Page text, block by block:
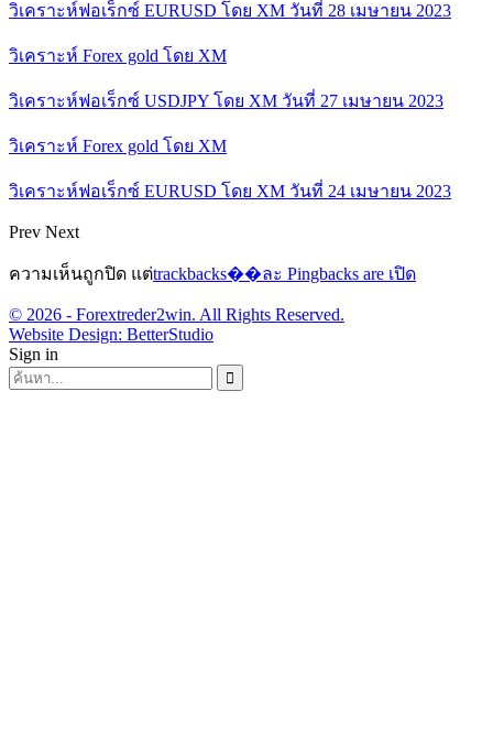
วิเคราะห์ฟอเร็กซ์ EURUSD โดย XM วันที่ 28 เมษายน 2023
วิเคราะห์ Forex gold โดย XM
วิเคราะห์ฟอเร็กซ์ USDJPY โดย XM วันที่ 27 เมษายน 2023
วิเคราะห์ Forex gold โดย XM
วิเคราะห์ฟอเร็กซ์ EURUSD โดย XM วันที่ 24 เมษายน 2023
Prev Next
ความเห็นถูกปิด แต่trackbacks��ละ Pingbacks are เปิด
© 2026 - Forextreder2win. All Rights Reserved.
Website Design: BetterStudio
Sign in